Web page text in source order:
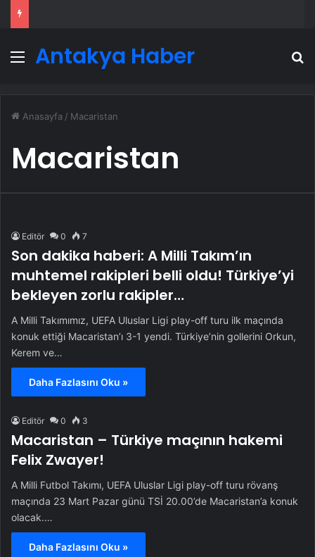
Menü
Antakya Haber
Anasayfa / Macaristan
Macaristan
Editör 0 7
Son dakika haberi: A Milli Takım’ın
muhtemel rakipleri belli oldu! Türkiye’yi
bekleyen zorlu rakipler…
A Milli Takımımız, UEFA Uluslar Ligi play-off turu ilk maçında
konuk ettiği Macaristan’ı 3-1 yendi. Türkiye’nin gollerini Orkun,
Kerem ve…
Daha Fazlasını Oku »
Editör 0 3
Macaristan – Türkiye maçının hakemi
Felix Zwayer!
A Milli Futbol Takımı, UEFA Uluslar Ligi play-off turu rövanş
maçında 23 Mart Pazar günü TSİ 20.00’de Macaristan’a konuk
olacak.…
Daha Fazlasını Oku »